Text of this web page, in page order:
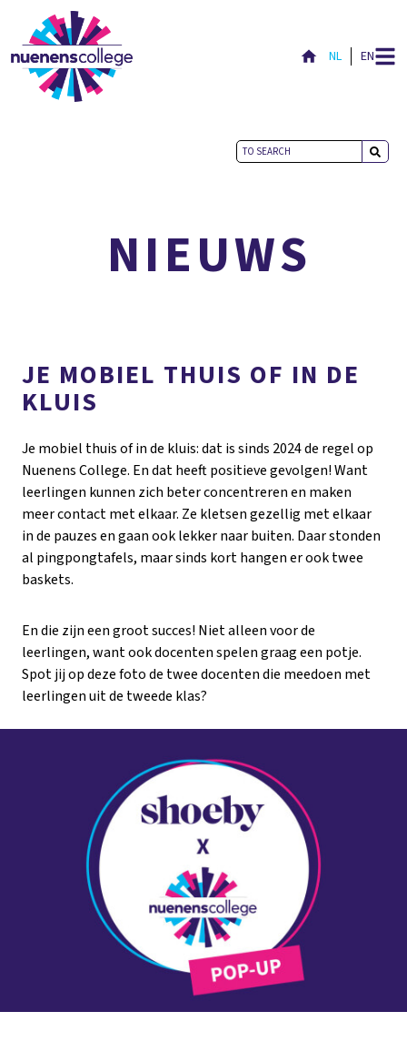
NL EN
ACTUEEL
NIEUWS
JE MOBIEL THUIS OF IN DE
KLUIS
Je mobiel thuis of in de kluis: dat is sinds 2024 de regel op
Nuenens College. En dat heeft positieve gevolgen! Want
leerlingen kunnen zich beter concentreren en maken
meer contact met elkaar. Ze kletsen gezellig met elkaar
in de pauzes en gaan ook lekker naar buiten. Daar stonden
al pingpongtafels, maar sinds kort hangen er ook twee
baskets.
En die zijn een groot succes! Niet alleen voor de
leerlingen, want ook docenten spelen graag een potje.
Spot jij op deze foto de twee docenten die meedoen met
leerlingen uit de tweede klas?